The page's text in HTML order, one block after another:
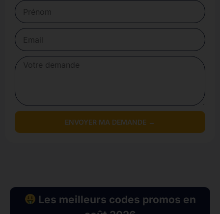
ENVOYER MA DEMANDE →
Les meilleurs codes promos en